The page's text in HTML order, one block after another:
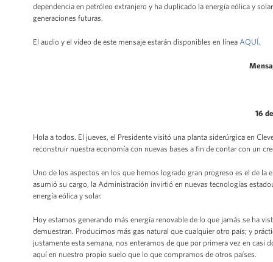
dependencia en petróleo extranjero y ha duplicado la energía eólica y
generaciones futuras.
El audio y el vídeo de este mensaje estarán disponibles en línea AQUÍ.
16
Hola a todos. El jueves, el Presidente visitó una planta siderúrgica en
reconstruir nuestra economía con nuevas bases a fin de contar con un
Uno de los aspectos en los que hemos logrado gran progreso es el de
asumió su cargo, la Administración invirtió en nuevas tecnologías
energía eólica y solar.
Hoy estamos generando más energía renovable de lo que jamás se ha
demuestran. Producimos más gas natural que cualquier otro país; y
justamente esta semana, nos enteramos de que por primera vez en
aquí en nuestro propio suelo que lo que compramos de otros países.